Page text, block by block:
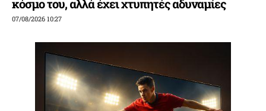
κόσμο του, αλλά έχει χτυπητές αδυναμίες
07/08/2026 10:27